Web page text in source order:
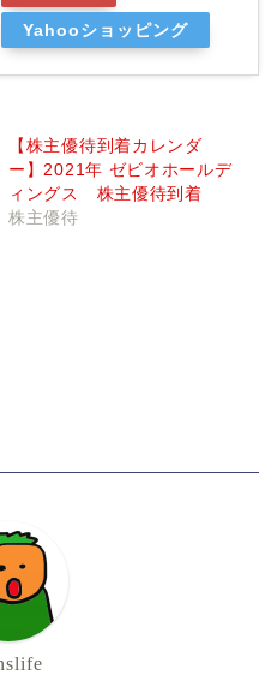
Yahooショッピング
【株主優待到着カレンダ
ー】2021年 ゼビオホールデ
ィングス 株主優待到着
株主優待